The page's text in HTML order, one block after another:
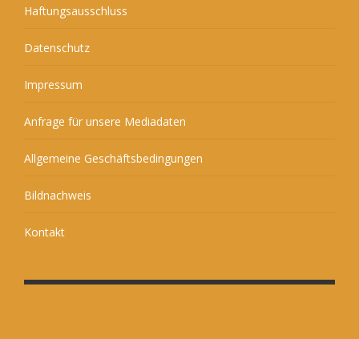
Haftungsausschluss
Datenschutz
Impressum
Anfrage für unsere Mediadaten
Allgemeine Geschäftsbedingungen
Bildnachweis
Kontakt